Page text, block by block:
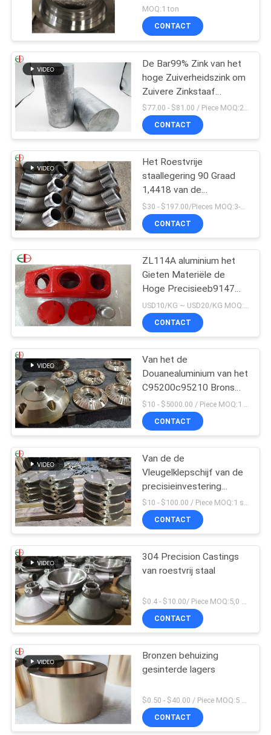
Legeringsstaal de Buis
van de
Afgietselscentrifuge
MOQ:1 ton
CONTACT
De Bar99% Zink van het
hoge Zuiverheidszink om
Zuivere Zinkstaaf
100x100x200mm
$77.00 - $81.00 / Piece MOQ:2 zetels
CONTACT
Het Roestvrije
staallegering 90 Graad
1,4418 van de
flensverbinding de
Elleboog van de
Pijpmontage
$30 - $197.00/Pieces MOQ:3-delig / Pieces
CONTACT
ZL114A aluminium het
Gieten Materiële de
Hoge Precisieeb9147
Rode Kleur van
Legeringenalu
CONTACT
Van het de
Douanealuminium van het
C95200c95210 Brons
het Gietende Lichaam
van de het Bronsklep
CONTACT
Van de de
Vleugelklepschijf van de
precisieinvestering
Gietend Het
Bronsmessing 009
ASTM B61 B62
$10 - $100.00 / Piece MOQ:1 stukken
CONTACT
304 Precision Castings
van roestvrij staal
$0.4 - $10.00/ Piece MOQ:5,0 Kilogram
CONTACT
Bronzen behuizing
gesinterde lagers
CONTACT